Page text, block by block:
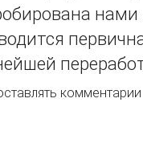
управления
комментарии